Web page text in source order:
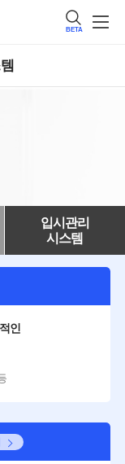
BETA
입시관리
시스템
인